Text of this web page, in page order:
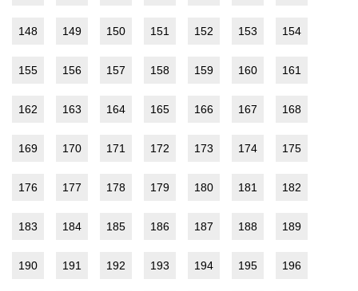
148 149 150 151 152 153 154
155 156 157 158 159 160 161
162 163 164 165 166 167 168
169 170 171 172 173 174 175
176 177 178 179 180 181 182
183 184 185 186 187 188 189
190 191 192 193 194 195 196